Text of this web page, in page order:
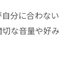
分に合わない
な音量や好み